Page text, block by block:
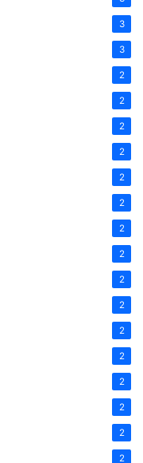
3
3
2
2
2
2
2
2
2
2
2
2
2
2
2
2
2
2